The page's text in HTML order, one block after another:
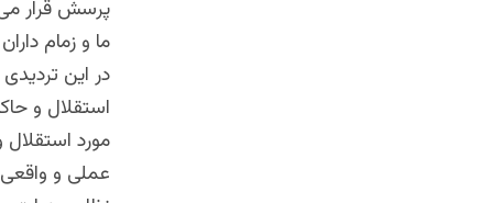
پرسش قرار
ما و زمام
در این
استقلال و
مورد
عملی و